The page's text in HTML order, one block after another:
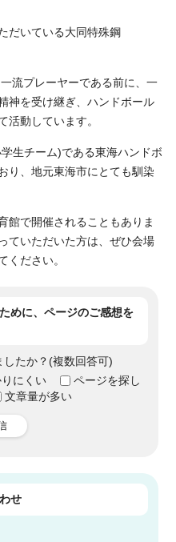
だいている大同特殊鋼
流プレーヤーである前に、一
神を受け継ぎ、ハンドボール
活動しています。
生チーム)である東海ハンドボ
り、地元東海市にとても馴染
館で開催されることもありま
ていただいた方は、ぜひ会場
ください。
めに、ページのご感想を
たか？(複数回答可)
にくい
ページを探し
文章量が多い
せ